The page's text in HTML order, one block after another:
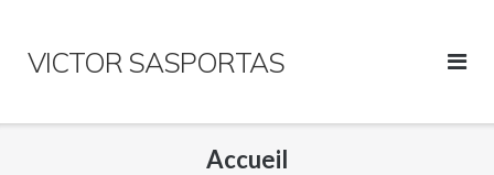
contentVICTOR SASPORTAS
Accueil